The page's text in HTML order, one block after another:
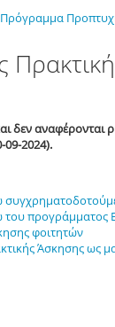
Πρόγραμμα
αναφέρονται
09-2024).
προγράμματος
φοιτητών
Άσκησης ως